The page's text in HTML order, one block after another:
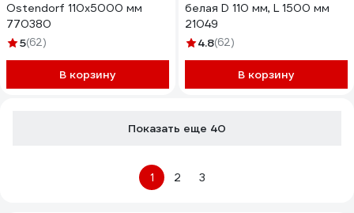
Ostendorf 110х5000 мм
770380
5(62)
В корзину
белая D 110 мм, L 1500 мм
21049
4.8(62)
В корзину
Показать еще 40
1 2 3